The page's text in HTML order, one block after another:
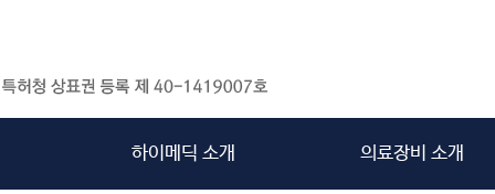
하이메딕 소개 의료장비 소개